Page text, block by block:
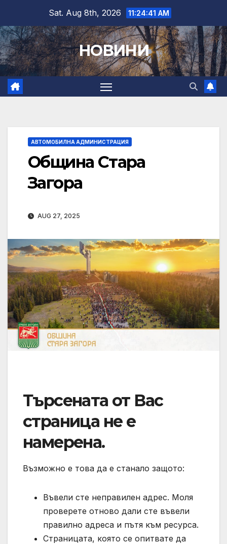
content
Sat. Aug 8th, 2026 11:24:42 AM
НОВИНИ
АВТОМОБИЛНА АДМИНИСТРАЦИЯ
Община Стара
Загора
AUG 27, 2025
Търсената от Вас
страница не е
намерена.
Възможно е това да е станало защото:
Въвели сте неправилен адрес. Моля
проверете отново дали сте въвели
правилно адреса и пътя към ресурса.
Страницата, която се опитвате да